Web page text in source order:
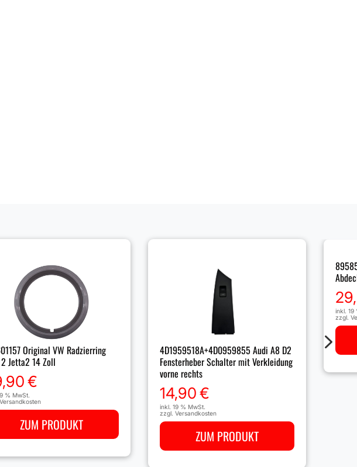
Original VW Radzierring
Jetta2 14 Zoll
€
% MwSt.
Versandkosten
ZUM PRODUKT
4D1959518A+4D0959855 Audi A8 D2
Fensterheber Schalter mit Verkleidung
vorne rechts
14,90€
inkl. 19 % MwSt.
zzgl. Versandkosten
ZUM PRODUKT
inkl. 19
zzgl.
5